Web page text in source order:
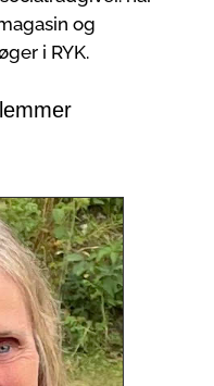
og
i RYK.